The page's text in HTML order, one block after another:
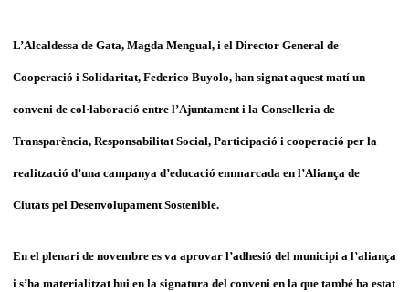
L’Alcaldessa de Gata, Magda Mengual, i el Director General de
Cooperació i Solidaritat, Federico Buyolo, han signat aquest matí un
conveni de col·laboració entre l’Ajuntament i la Conselleria de
Transparència, Responsabilitat Social, Participació i cooperació per la
realització d’una campanya d’educació emmarcada en l’Aliança de
Ciutats pel Desenvolupament Sostenible.
En el plenari de novembre es va aprovar l’adhesió del municipi a l’aliança
i s’ha materialitzat hui en la signatura del conveni en la que també ha estat